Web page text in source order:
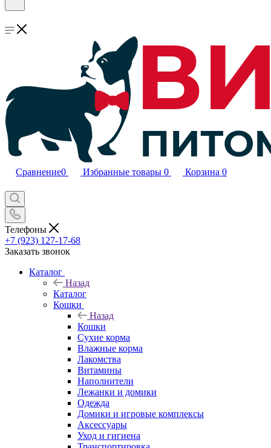
Сравнение0 Избранные товары 0 Корзина 0
Телефоны
+7 (923) 127-17-68
Заказать звонок
Каталог
Назад
Каталог
Кошки
Назад
Кошки
Сухие корма
Влажные корма
Лакомства
Витамины
Наполнители
Лежанки и домики
Одежда
Домики и игровые комплексы
Аксессуары
Уход и гигиена